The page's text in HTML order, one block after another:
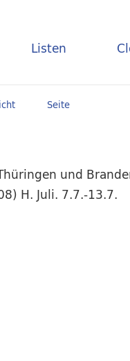
Listen
Seite
und
H. Juli. 7.7.-13.7.